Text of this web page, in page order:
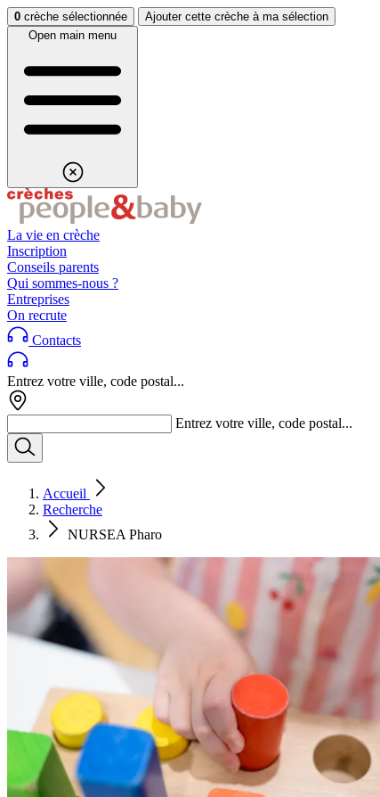
Aller au contenuAller au footer
0 crèche sélectionnée
Ajouter cette crèche à ma sélection
Open main menu
La vie en crèche
Inscription
Conseils parents
Qui sommes-nous ?
Entreprises
On recrute
Contacts
Entrez votre ville, code postal...
Entrez votre ville, code postal...
Accueil
Recherche
NURSEA Pharo